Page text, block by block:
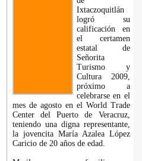
Ixtaczoquitlán
logró su
calificación en
el certamen
estatal de
Señorita
Turismo y
Cultura 2009,
próximo a
celebrarse en el
mes de agosto en el World Trade
Center del Puerto de Veracruz,
teniendo una digna representante,
la jovencita María Azalea López
Caricio de 20 años de edad.